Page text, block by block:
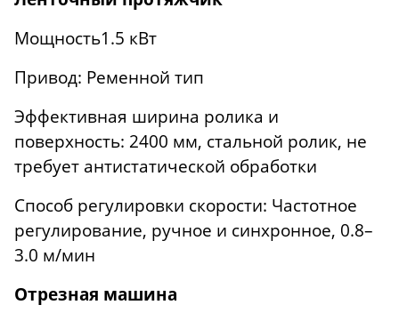
Мощность1.5 кВт
Привод: Ременной тип
Эффективная ширина ролика и
поверхность: 2400 мм, стальной ролик, не
требует антистатической обработки
Способ регулировки скорости: Частотное
регулирование, ручное и синхронное, 0.8–
3.0 м/мин
Отрезная машина